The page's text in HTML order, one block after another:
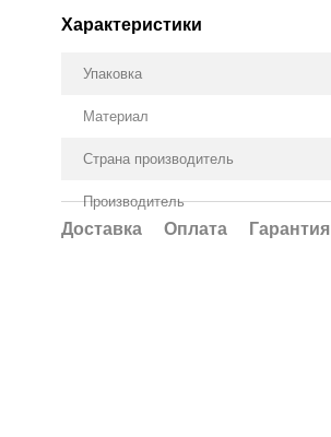
Характеристики
Упаковка
Материал
Страна производитель
Производитель
Доставка Оплата Гарантия